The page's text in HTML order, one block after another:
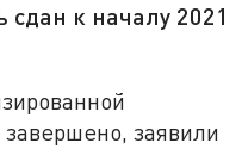
к началу 2021
заявили